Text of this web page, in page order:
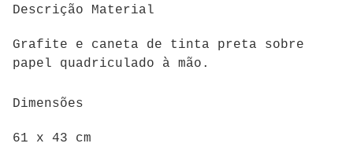
Descrição Material
Grafite e caneta de tinta preta sobre
papel quadriculado à mão.
Dimensões
61 x 43 cm